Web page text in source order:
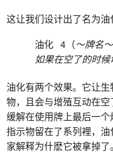
这让我们设计出了名为油
油化 4（～牌名
如果在空了的时
油化有两个效果。它让
物，且会与增殖互动在
缓解在使用牌上最后一
指示物留在了系列裡，
家解释为什麽它被拿掉了。